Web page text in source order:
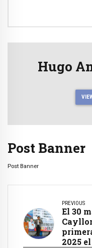
Hugo
Post Banner
Post Banner
PREVIOUS
El 30
2025